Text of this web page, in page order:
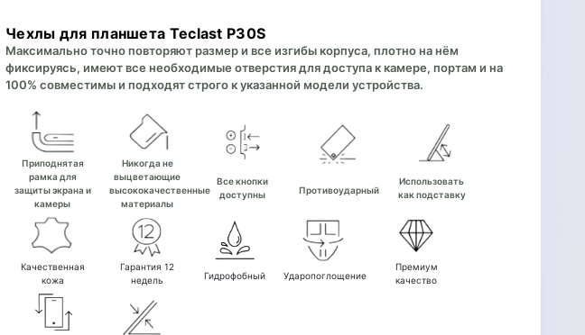
Чехлы для планшета Teclast P30S
Максимально точно повторяют размер и все изгибы корпуса, плотно на нём
фиксируясь, имеют все необходимые отверстия для доступа к камере, портам и на
100% совместимы и подходят строго к указанной модели устройства.
Приподнятая
рамка для
защиты экрана и
камеры
Никогда не
выцветающие
высококачественные
материалы
Все кнопки
доступны
Противоударный
Использовать
как подставку
Качественная
кожа
Гарантия 12
недель
Гидрофобный Ударопоглощение
Премиум
качество